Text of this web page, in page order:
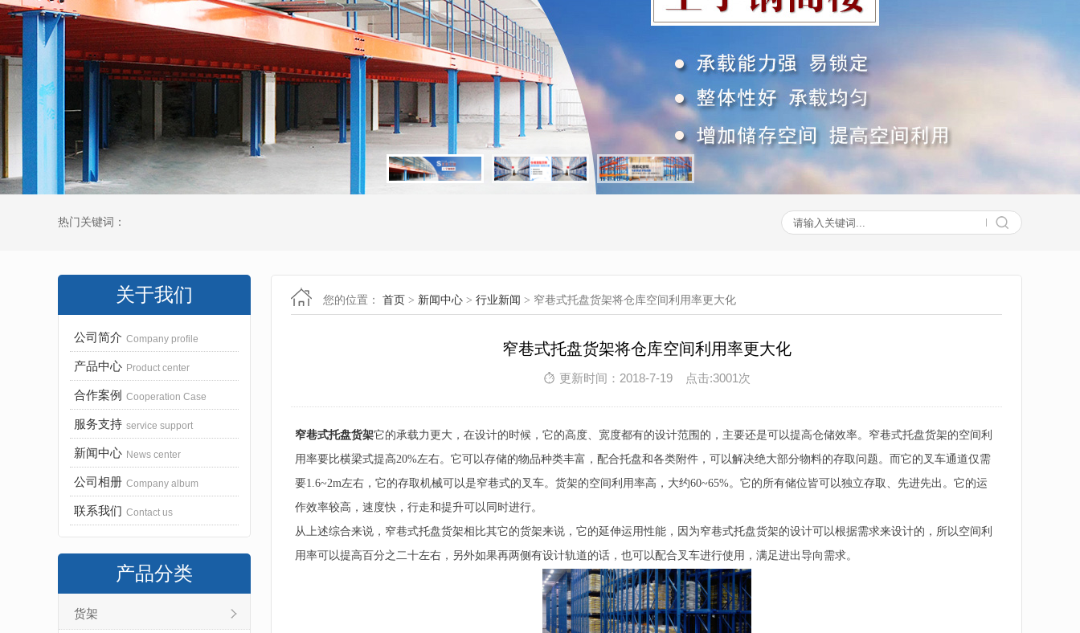
热门关键词：
关于我们
公司简介 Company profile
产品中心 Product center
合作案例 Cooperation Case
服务支持 service support
新闻中心 News center
公司相册 Company album
联系我们 Contact us
产品分类
货架
您的位置： 首页 > 新闻中心 > 行业新闻 > 窄巷式托盘货架将仓库空间利用率更大化
窄巷式托盘货架将仓库空间利用率更大化
更新时间：2018-7-19 点击:3001次
窄巷式托盘货架它的承载力更大，在设计的时候，它的高度、宽度都有的设计范围的，主要还是可以提高仓储效率。窄巷式托盘货架的空间利
用率要比横梁式提高20%左右。它可以存储的物品种类丰富，配合托盘和各类附件，可以解决绝大部分物料的存取问题。而它的叉车通道仅需
要1.6~2m左右，它的存取机械可以是窄巷式的叉车。货架的空间利用率高，大约60~65%。它的所有储位皆可以独立存取、先进先出。它的运
作效率较高，速度快，行走和提升可以同时进行。
从上述综合来说，窄巷式托盘货架相比其它的货架来说，它的延伸运用性能，因为窄巷式托盘货架的设计可以根据需求来设计的，所以空间利
用率可以提高百分之二十左右，另外如果再两侧有设计轨道的话，也可以配合叉车进行使用，满足进出导向需求。